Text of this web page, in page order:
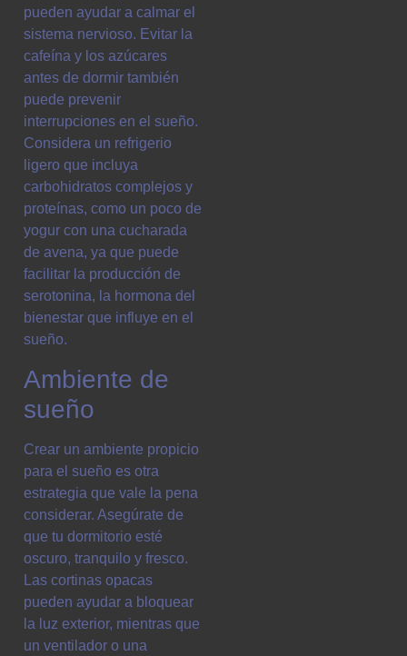
pueden ayudar a calmar el
sistema nervioso. Evitar la
cafeína y los azúcares
antes de dormir también
puede prevenir
interrupciones en el sueño.
Considera un refrigerio
ligero que incluya
carbohidratos complejos y
proteínas, como un poco de
yogur con una cucharada
de avena, ya que puede
facilitar la producción de
serotonina, la hormona del
bienestar que influye en el
sueño.
Ambiente de
sueño
Crear un ambiente propicio
para el sueño es otra
estrategia que vale la pena
considerar. Asegúrate de
que tu dormitorio esté
oscuro, tranquilo y fresco.
Las cortinas opacas
pueden ayudar a bloquear
la luz exterior, mientras que
un ventilador o una